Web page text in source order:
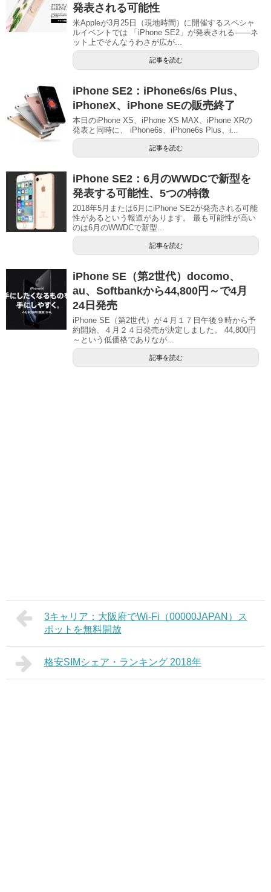
発表される可能性
米Appleが3月25日（現地時間）に開催するスペシャ
ルイベントでは 「iPhone SE2」が発表される――ネ
ット上でそんなうわさが広が...
記事を読む
iPhone SE2：iPhone6s/6s Plus、
iPhoneX、iPhone SEの販売終了
本日のiPhone XS、iPhone XS MAX、iPhone XRの
発表と同時に、 iPhone6s、iPhone6s Plus、i...
記事を読む
iPhone SE2：6月のWWDCで新型を
発表する可能性、5つの特徴
2018年5月または6月にiPhone SE2が発売される可能
性があるという報道があります。 最も可能性が高い
のは6月のWWDCで新型...
記事を読む
iPhone SE（第2世代）docomo、
au、Softbankから44,800円～で4月
24日発売
iPhone SE（第2世代）が４月１７日午後９時から予
約開始、４月２４日発売が決定しました。 44,800円
～という低価格でありなが...
記事を読む
3キャリア：大阪府でWi-Fi（00000JAPAN）ス
ポットを無料開放
格安SIMシェア・ランキング 2018年